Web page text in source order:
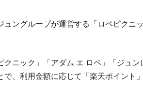
ュングループが運営する「ロペピク
クニック」「アダム エ ロペ」「ジュ
、利用金額に応じて「楽天ポイント